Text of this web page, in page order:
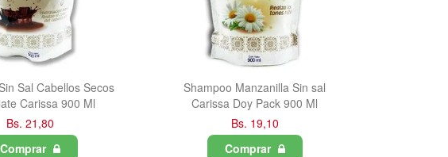
Sal Cabellos Secos
Carissa 900 Ml
Bs. 21,80
Comprar
Shampoo Manzanilla Sin sal
Carissa Doy Pack 900 Ml
Bs. 19,10
Comprar